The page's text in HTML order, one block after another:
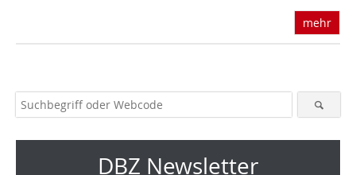
mehr
DBZ Newsletter